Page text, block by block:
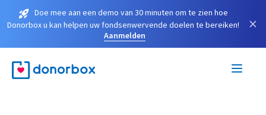
Doe mee aan een demo van 30 minuten om te zien hoe
Donorbox u kan helpen uw fondsenwervende doelen te bereiken!
Aanmelden
×